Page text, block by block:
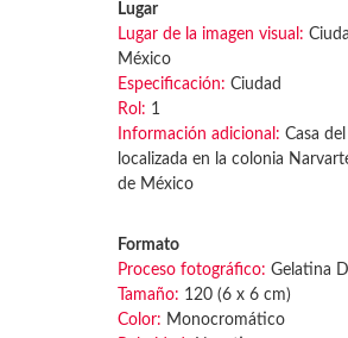
Lugar
Lugar de la imagen visual:
México
Especificación: Ciudad
Rol: 1
Información adicional: Casa
localizada en la colonia
de México
Formato
Proceso fotográfico: Gelatina
Tamaño: 120 (6 x 6 cm)
Color: Monocromático